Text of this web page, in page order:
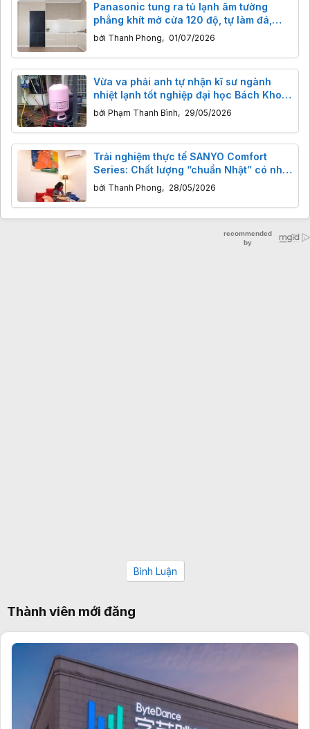
Panasonic tung ra tủ lạnh âm tường
phẳng khít mở cửa 120 độ, tự làm đá,
tích hợp 6 cảm biến AI ở Việt Nam
bởi Thanh Phong, 01/07/2026
Vừa va phải anh tự nhận kĩ sư ngành
nhiệt lạnh tốt nghiệp đại học Bách Khoa
Hà Nội phán về gas điều hòa
bởi Phạm Thanh Bình, 29/05/2026
Trải nghiệm thực tế SANYO Comfort
Series: Chất lượng “chuẩn Nhật” có như
kỳ vọng?
bởi Thanh Phong, 28/05/2026
Bình Luận
Thành viên mới đăng